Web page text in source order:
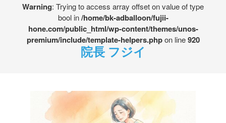
Warning: Trying to access array offset on value of type
bool in/home/bk-adballoon/fujii-
hone.com/public_html/wp-content/themes/unos-
premium/include/template-helpers.phpon line920
院長 フジイ